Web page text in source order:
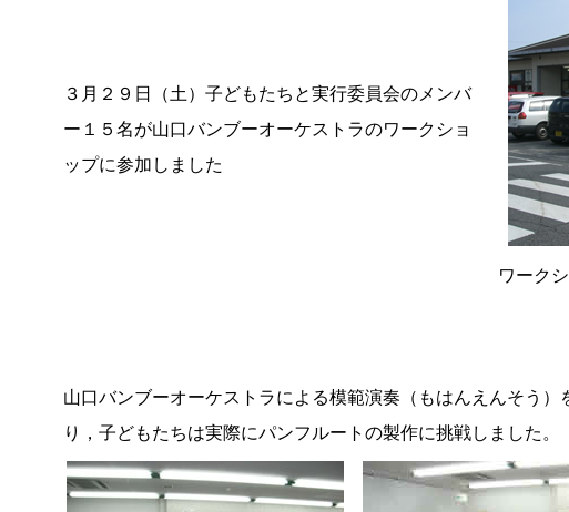
３月２９日（土）子どもたちと実行委員会のメンバ
ー１５名が山口バンブーオーケストラのワークショ
ップに参加しました
ワーク
山口バンブーオーケストラによる模範演奏（もはんえんそう
り，子どもたちは実際にパンフルートの製作に挑戦しました。